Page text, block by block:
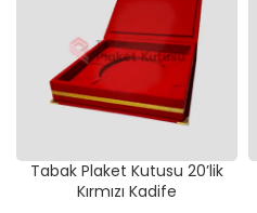
Tabak Plaket Kutusu 20’lik
Kırmızı Kadife